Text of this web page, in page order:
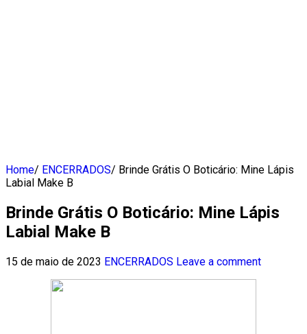
Home/ ENCERRADOS/ Brinde Grátis O Boticário: Mine Lápis
Labial Make B
Brinde Grátis O Boticário: Mine Lápis
Labial Make B
15 de maio de 2023 ENCERRADOS Leave a comment